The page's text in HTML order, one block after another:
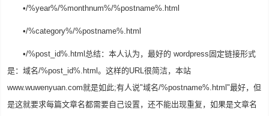
•/%year%/%monthnum%/%postname%.html
•/%category%/%postname%.html
•/%post_id%.html总结：本人认为，最好的 wordpress固定链接形式
是：域名/%post_id%.html。这样的URL很简洁，本站
www.wuwenyuan.com就是如此;有人说"域名/%postname%.html"最好，但
是这就要求每篇文章名都需要自己设置，还不能出现重复，如果是文章名